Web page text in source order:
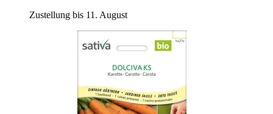
Zustellung bis 11. August